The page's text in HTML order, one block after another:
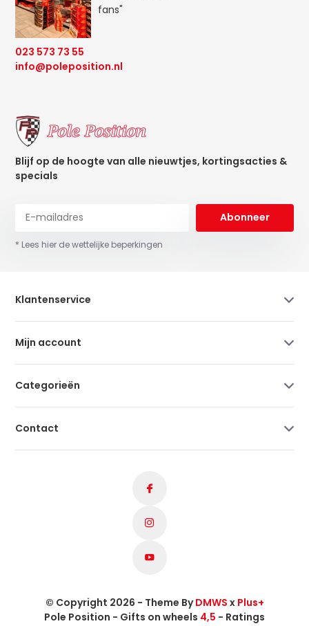
fans"
023 573 73 55
info@poleposition.nl
Blijf op de hoogte van alle nieuwtjes, kortingsacties &
specials
Abonneer
* Lees hier de wettelijke beperkingen
Klantenservice
Mijn account
Categorieën
Contact
© Copyright 2026 - Theme ByDMWS x Plus+
Pole Position - Gifts on wheels 4,5 - Ratings